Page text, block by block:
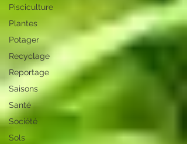
Pisciculture
Plantes
Potager
Recyclage
Reportage
Saisons
Santé
Société
Sols